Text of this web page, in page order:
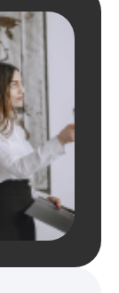
Грамотно
структуру, список
литературы,
приложения,
поставили ссылки
все
литературные
источники.
Уникальность
читается
на одном дыхании.
Евгений